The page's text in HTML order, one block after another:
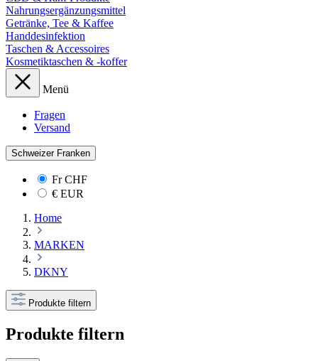
Nahrungsergänzungsmittel
Getränke, Tee & Kaffee
Handdesinfektion
Taschen & Accessoires
Kosmetiktaschen & -koffer
Menü
Fragen
Versand
Schweizer Franken
FrCHF
€ EUR
Home
MARKEN
DKNY
Produkte filtern
Produkte filtern